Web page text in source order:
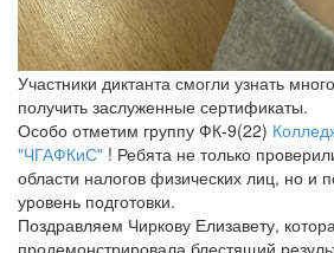
Участники диктанта смогли узнать
получить заслуженные сертификаты.
Особо отметим группу ФК-9(22)
"ЧГАФКиС" ! Ребята не только
области налогов физических лиц, но и
уровень подготовки.
Поздравляем Чиркову Елизавету,